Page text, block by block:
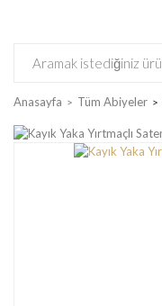
Anasayfa Tüm Abiyeler